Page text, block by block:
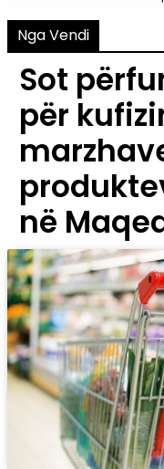
Nga Vendi
Sot
për
në